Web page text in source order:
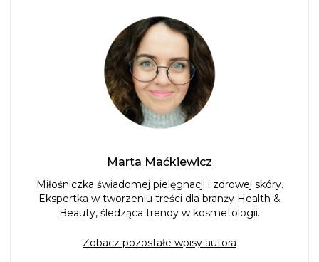
Marta Maćkiewicz
Miłośniczka świadomej pielęgnacji i zdrowej skóry.
Ekspertka w tworzeniu treści dla branży Health &
Beauty, śledząca trendy w kosmetologii.
Zobacz pozostałe wpisy autora